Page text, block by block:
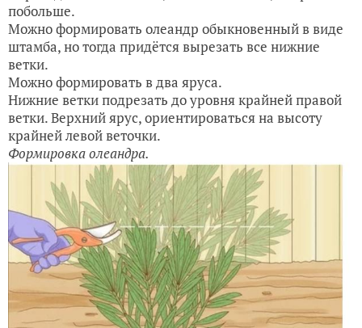
побольше.
Можно формировать олеандр обыкновенный в виде
штамба, но тогда придётся вырезать все нижние
ветки.
Можно формировать в два яруса.
Нижние ветки подрезать до уровня крайней правой
ветки. Верхний ярус, ориентироваться на высоту
крайней левой веточки.
Формировка олеандра.